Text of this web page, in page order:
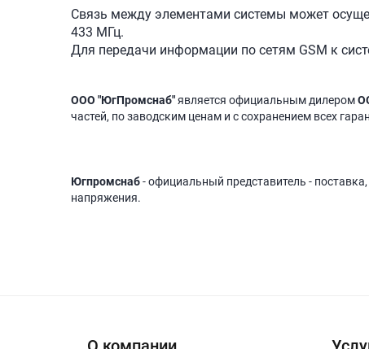
Связь между элементами системы может
433 МГц.
Для передачи информации по сетям GSM к
ООО "ЮгПромснаб"является официальным дилером
частей, по заводским ценам и с сохранением всех
Югпромснаб- официальный представитель -
напряжения.